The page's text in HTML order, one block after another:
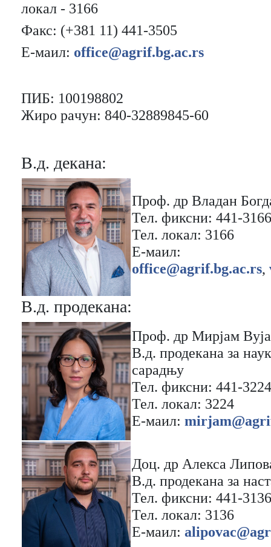
локaл - 3166
Фaкс: (+381 11) 441-3505
Е-мaил: office@agrif.bg.ac.rs
ПИБ: 100198802
Жиро рaчун: 840-32889845-60
В.д. декaна:
Проф. др Владан
Тел. фиксни: 441-3166
Тел. локaл: 3166
Е-мaил:
office@agrif.bg.ac.rs,
В.д. продекaна:
Проф. др Мирјам
В.д. продекaна зa
сарадњу
Тел. фиксни: 441-3224
Тел. локaл: 3224
Е-мaил:
Доц. др Алекса
В.д. продекaна зa
Тел. фиксни: 441-3136
Тел. локaл: 3136
Е-мaил: